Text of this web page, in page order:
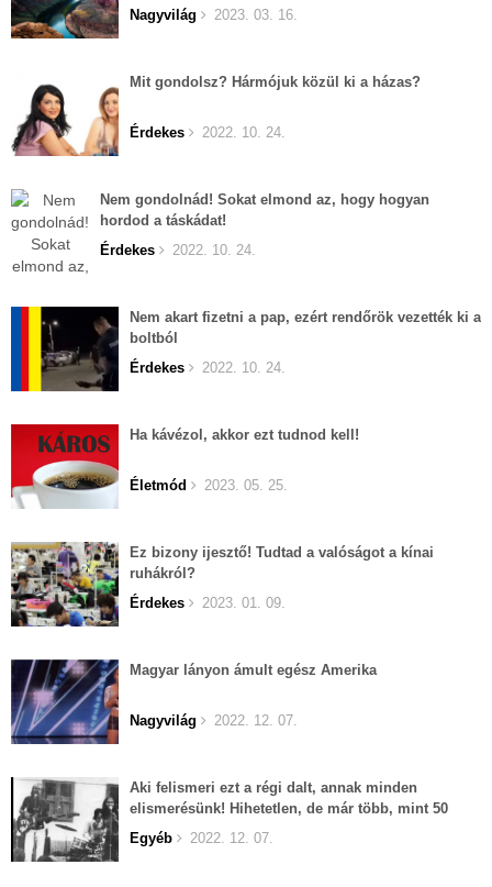
Nagyvilág
2023. 03. 16.
Mit gondolsz? Hármójuk közül ki a házas?
Érdekes 2022. 10. 24.
Nem gondolnád! Sokat elmond az, hogy hogyan
hordod a táskádat!
Érdekes
2022. 10. 24.
Nem akart fizetni a pap, ezért rendőrök vezették ki a
boltból
Érdekes
2022. 10. 24.
Ha kávézol, akkor ezt tudnod kell!
Életmód 2023. 05. 25.
Ez bizony ijesztő! Tudtad a valóságot a kínai
ruhákról?
Érdekes
2023. 01. 09.
Magyar lányon ámult egész Amerika
Nagyvilág 2022. 12. 07.
Aki felismeri ezt a régi dalt, annak minden
elismerésünk! Hihetetlen, de már több, mint 50
éves...
Egyéb 2022. 12. 07.